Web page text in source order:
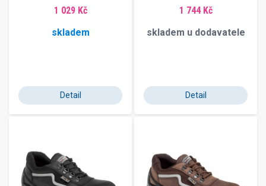
1 029 Kč
skladem
Detail
1 744 Kč
skladem u dodavatele
Detail